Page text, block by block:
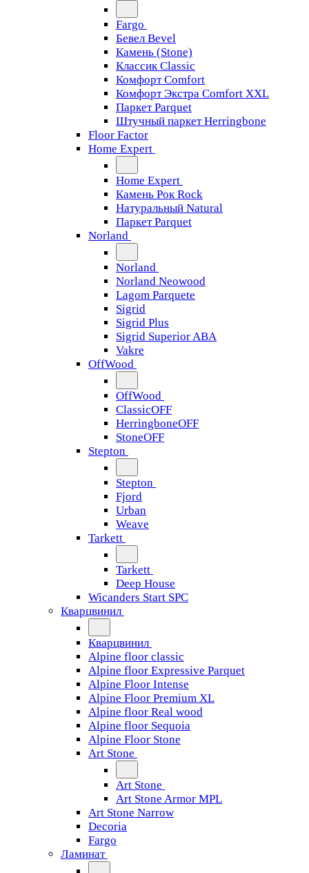
Fargo
Бевел Bevel
Камень (Stone)
Классик Classic
Комфорт Comfort
Комфорт Экстра Comfort XXL
Паркет Parquet
Штучный паркет Herringbone
Floor Factor
Home Expert
Home Expert
Камень Рок Rock
Натуральный Natural
Паркет Parquet
Norland
Norland
Norland Neowood
Lagom Parquete
Sigrid
Sigrid Plus
Sigrid Superior ABA
Vakre
OffWood
OffWood
ClassicOFF
HerringboneOFF
StoneOFF
Stepton
Stepton
Fjord
Urban
Weave
Tarkett
Tarkett
Deep House
Wicanders Start SPC
Кварцвинил
Кварцвинил
Alpine floor classic
Alpine floor Expressive Parquet
Alpine Floor Intense
Alpine Floor Premium XL
Alpine floor Real wood
Alpine floor Sequoia
Alpine Floor Stone
Art Stone
Art Stone
Art Stone Armor MPL
Art Stone Narrow
Decoria
Fargo
Ламинат